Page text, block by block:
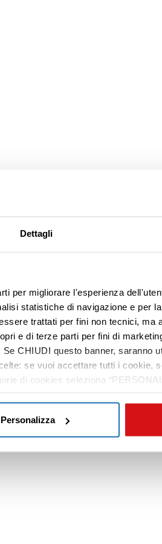
Dettagli
per migliorare l'esperienza
statistiche di navigazione e per
trattati per fini non tecnici, ma
e di terze parti per fini di
CHIUDI questo banner, saranno
se vuoi accettare tutti i cookie,
di cookies seleziona
Personalizza